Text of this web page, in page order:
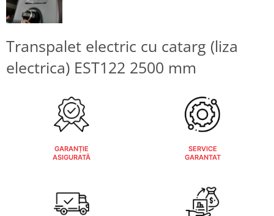
Transpalet electric cu catarg (liza
electrica) EST122 2500 mm
GARANȚIE
ASIGURATĂ
SERVICE
GARANTAT